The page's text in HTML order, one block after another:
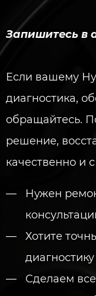
Запишитесь в
Если вашему
диагностика,
обращайтесь.
решение,
качественно и
Нужен
Хотите
Сделаем